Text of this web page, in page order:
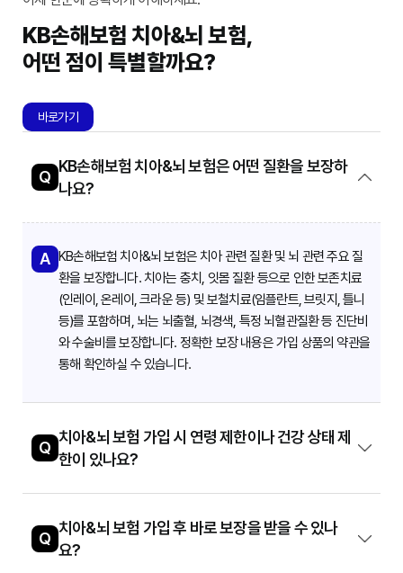
KB손해보험 치아&뇌 보험,
어떤 점이 특별할까요?
바로가기
Q
KB손해보험 치아&뇌 보험은 어떤 질환을 보장하
나요?
A
KB손해보험 치아&뇌 보험은 치아 관련 질환 및 뇌 관련 주요 질
환을 보장합니다. 치아는 충치, 잇몸 질환 등으로 인한 보존치료
(인레이, 온레이, 크라운 등) 및 보철치료(임플란트, 브릿지, 틀니
등)를 포함하며, 뇌는 뇌출혈, 뇌경색, 특정 뇌혈관질환 등 진단비
와 수술비를 보장합니다. 정확한 보장 내용은 가입 상품의 약관을
통해 확인하실 수 있습니다.
Q
치아&뇌 보험 가입 시 연령 제한이나 건강 상태 제
한이 있나요?
Q
치아&뇌 보험 가입 후 바로 보장을 받을 수 있나
요?